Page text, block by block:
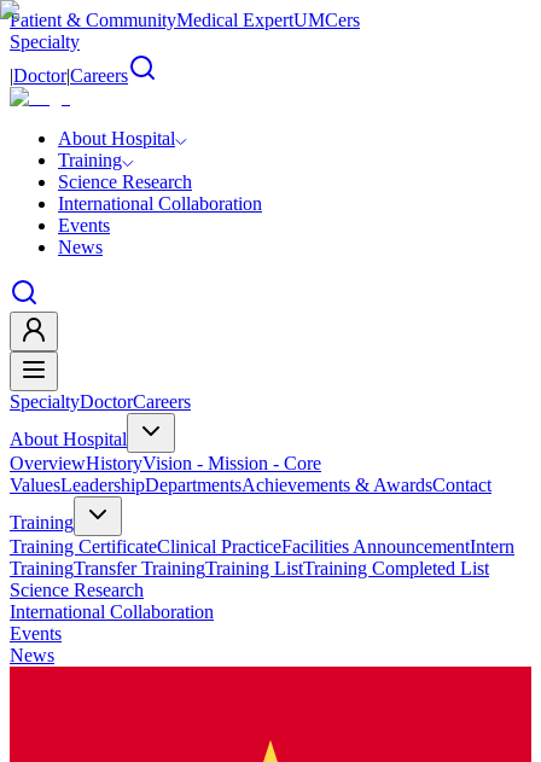
Patient & CommunityMedical ExpertUMCers
Specialty
|Doctor|Careers
About Hospital
Training
Science Research
International Collaboration
Events
News
SpecialtyDoctorCareers
About Hospital
OverviewHistoryVision - Mission - Core
ValuesLeadershipDepartmentsAchievements & AwardsContact
Training
Training CertificateClinical PracticeFacilities AnnouncementIntern
TrainingTransfer TrainingTraining ListTraining Completed List
Science Research
International Collaboration
Events
News